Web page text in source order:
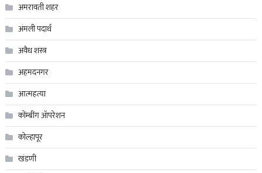
अमरावती शहर
अंमली पदार्थ
अवैध शस्त्र
अहमदनगर
आत्महत्या
कोंम्बींग ॲापरेशन
कोल्हापूर
खंडणी